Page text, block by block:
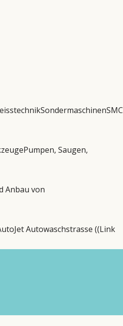
SondermaschinenSMC
Pumpen, Saugen,
Anbau von
Autowaschstrasse ((Link